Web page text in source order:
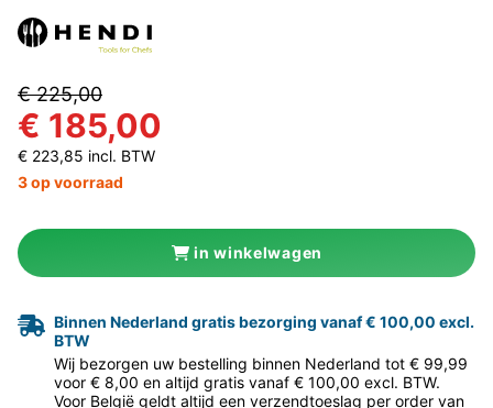
€ 225,00
€ 185,00
€ 223,85 incl. BTW
3 op voorraad
in winkelwagen
Binnen Nederland gratis bezorging vanaf € 100,00 excl.
BTW
Wij bezorgen uw bestelling binnen Nederland tot € 99,99
voor € 8,00 en altijd gratis vanaf € 100,00 excl. BTW.
Voor België geldt altijd een verzendtoeslag per order van